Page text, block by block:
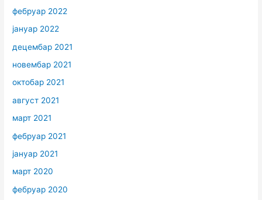
фебруар 2022
јануар 2022
децембар 2021
новембар 2021
октобар 2021
август 2021
март 2021
фебруар 2021
јануар 2021
март 2020
фебруар 2020